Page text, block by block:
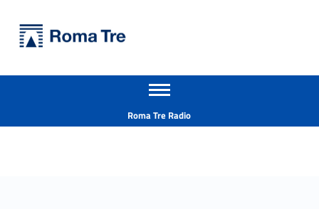
Prof.ssa LARA CONTE - Università Roma Tre
Apri il menu secondario
Roma Tre Radio